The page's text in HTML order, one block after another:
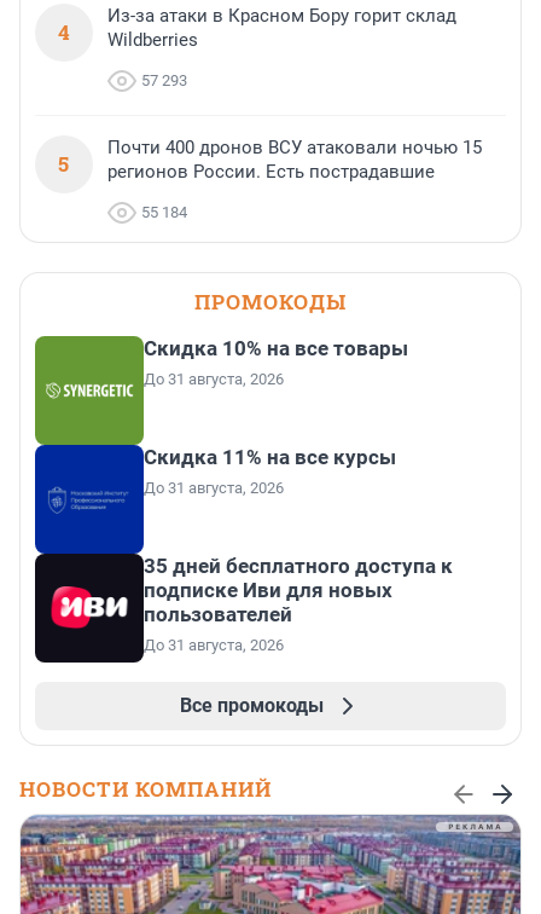
4
Из-за атаки в Красном Бору горит склад
Wildberries
57 293
5
Почти 400 дронов ВСУ атаковали ночью 15
регионов России. Есть пострадавшие
55 184
ПРОМОКОДЫ
Скидка 10% на все товары
До 31 августа, 2026
Скидка 11% на все курсы
До 31 августа, 2026
35 дней бесплатного доступа к
подписке Иви для новых
пользователей
До 31 августа, 2026
Все промокоды
НОВОСТИ КОМПАНИЙ